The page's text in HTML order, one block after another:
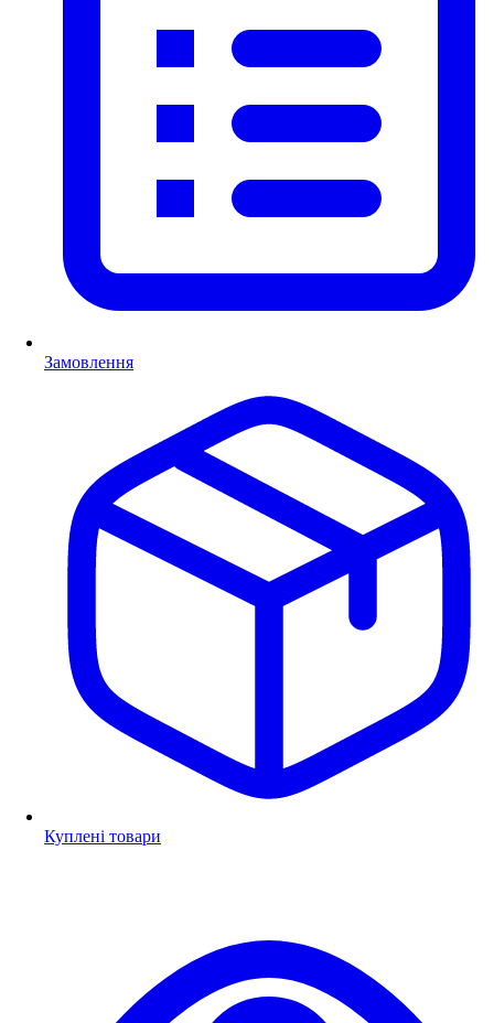
Замовлення
Куплені товари